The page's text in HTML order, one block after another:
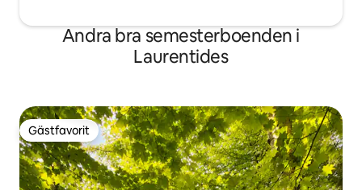
Andra bra semesterboenden i
Laurentides
Gästfavorit
Gästfavorit